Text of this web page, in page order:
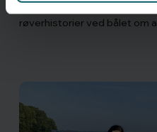
sammen. Det hele krydret
røverhistorier ved bålet om